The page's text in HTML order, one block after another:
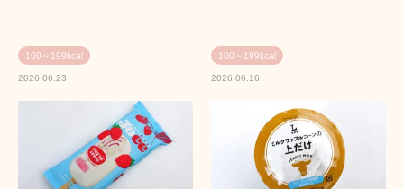
100～199kcal
2026.06.23
100～199kcal
2026.06.16